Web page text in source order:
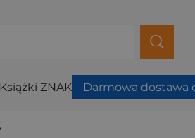
Książki ZNAK Darmowa dostawa